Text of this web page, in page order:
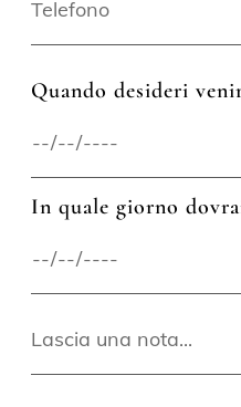
Quando desideri
In quale giorno